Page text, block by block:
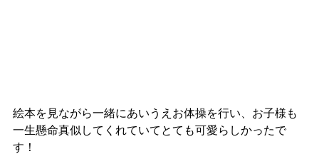
絵本を見ながら一緒にあいうえお体操を行い、お子様も
一生懸命真似してくれていてとても可愛らしかったで
す！